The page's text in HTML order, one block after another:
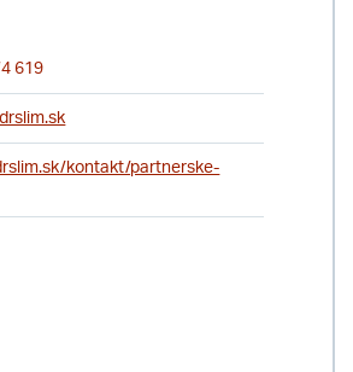
619
kontakt/partnerske-